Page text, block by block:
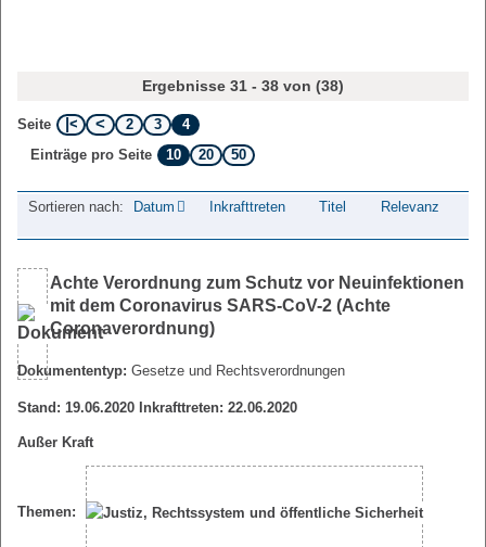
Ergebnisse 31 - 38 von (38)
Seite 2 3
4
Einträge pro Seite
10 20 50
Sortieren nach: Datum Inkrafttreten Titel Relevanz
Achte Verordnung zum Schutz vor Neuinfektionen
mit dem Coronavirus SARS-CoV-2 (Achte
Coronaverordnung)
Dokumententyp: Gesetze und Rechtsverordnungen
Stand: 19.06.2020 Inkrafttreten: 22.06.2020
Außer Kraft
Themen: